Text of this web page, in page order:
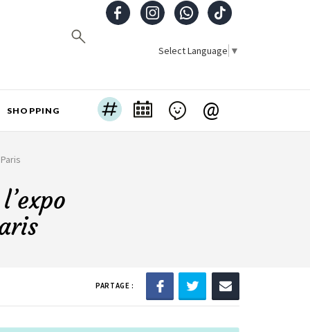
Select Language ▼
SHOPPING @
PARTAGE :